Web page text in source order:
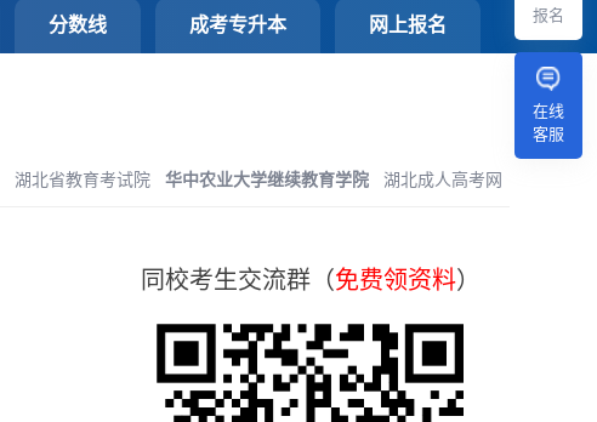
分数线 成考专升本 网上报名 报名
在线
客服
湖北省教育考试院 华中农业大学继续教育学院 湖北成人高考网
同校考生交流群（免费领资料）